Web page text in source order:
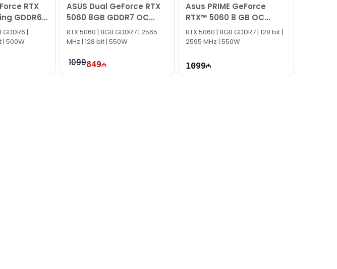
RTX
GDDR6
GDDR6 |
| 500W
ASUS Dual GeForce RTX
5060 8GB GDDR7 OC
Edition
RTX 5060 | 8GB GDDR7 | 2565
MHz | 128 bit | 550W
1099849
Asus PRIME GeForce
RTX™ 5060 8 GB OC
90YV0N10-M0NA00
RTX 5060 | 8GB GDDR7 | 128 bit |
2595 MHz | 550W
1099